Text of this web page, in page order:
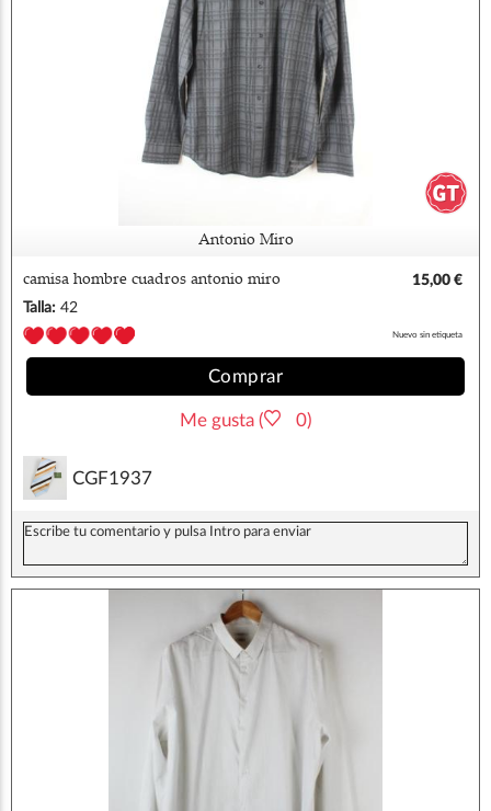
Antonio Miro
camisa hombre cuadros antonio miro
15,00 €
Talla: 42
Nuevo sin etiqueta
Comprar
Me gusta ( 0)
CGF1937